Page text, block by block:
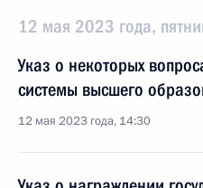
12 мая 2023 года,
Указ о некоторых
системы высшего
12 мая 2023 года, 14:30